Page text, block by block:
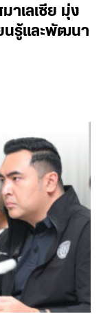
าเลเซีย มุ่ง
ยนรู้และพัฒนา